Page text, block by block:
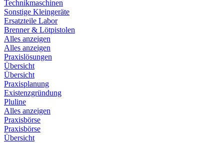
Technikmaschinen
Sonstige Kleingeräte
Ersatzteile Labor
Brenner & Lötpistolen
Alles anzeigen
Alles anzeigen
Praxislösungen
Übersicht
Übersicht
Praxisplanung
Existenzgründung
Pluline
Alles anzeigen
Praxisbörse
Praxisbörse
Übersicht